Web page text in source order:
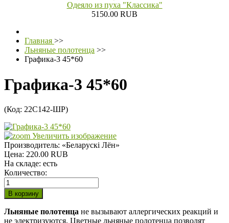
Одеяло из пуха "Классика"
5150.00 RUB
Главная >>
Льняные полотенца >>
Графика-3 45*60
Графика-3 45*60
(Код: 22С142-ШР)
Увеличить изображение
Производитель: «Беларускi Лён»
Цена: 220.00 RUB
На складе: есть
Количество:
Льняные полотенца не вызывают аллергических реакций и
не электризуются. Цветные льняные полотенца позволят